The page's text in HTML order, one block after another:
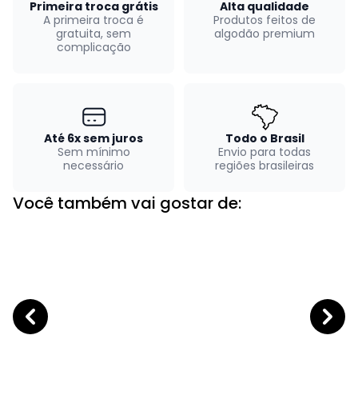
Primeira troca grátis
A primeira troca é
gratuita, sem
complicação
Alta qualidade
Produtos feitos de
algodão premium
Até 6x sem juros
Sem mínimo
necessário
Todo o Brasil
Envio para todas
regiões brasileiras
Você também vai gostar de: